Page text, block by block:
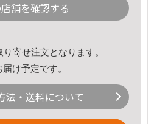
舗を確認する
寄せ注文となります。
け予定です。
法・送料について